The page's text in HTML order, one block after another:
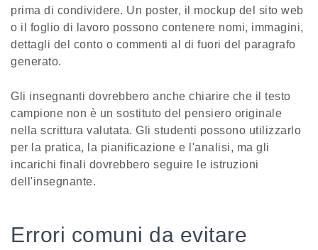
prima di condividere. Un poster, il mockup del sito web
o il foglio di lavoro possono contenere nomi, immagini,
dettagli del conto o commenti al di fuori del paragrafo
generato.
Gli insegnanti dovrebbero anche chiarire che il testo
campione non è un sostituto del pensiero originale
nella scrittura valutata. Gli studenti possono utilizzarlo
per la pratica, la pianificazione e l'analisi, ma gli
incarichi finali dovrebbero seguire le istruzioni
dell'insegnante.
Errori comuni da evitare